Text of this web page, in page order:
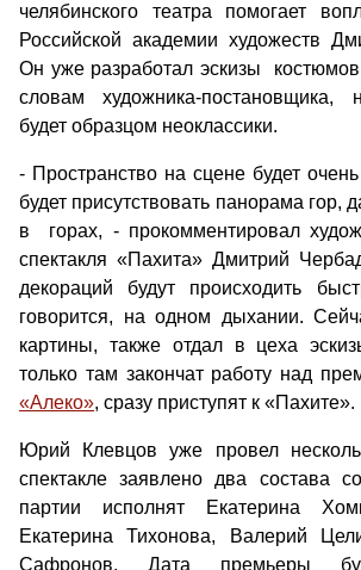
челябинского театра помогает
Российской академии художеств
Он уже разработал эскизы
словам художника-постановщика,
будет образцом неоклассики.
- Пространство на сцене будет
будет присутствовать панорама гор,
в горах, - прокомментировал
спектакля «Пахита» Дмитрий
декораций будут происходить
говорится, на одном дыхании.
картины, также отдал в цеха
только там закончат работу над
«Алеко», сразу приступят к «Пахите».
Юрий Клевцов уже провел
спектакле заявлено два состава
партии исполнят Екатерина
Екатерина Тихонова, Валерий
Сафронов. Дата премьеры